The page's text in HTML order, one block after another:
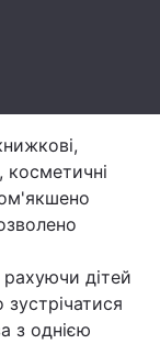
косметичні
дітей
з однією